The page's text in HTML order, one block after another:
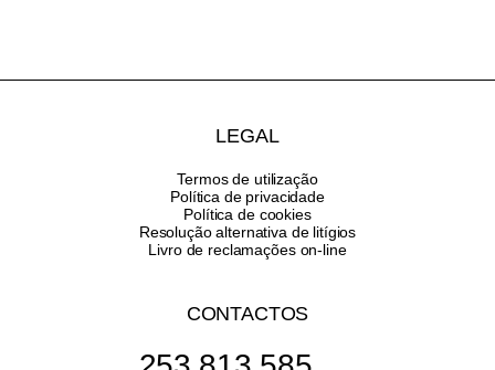
LEGAL
Termos de utilização
Política de privacidade
Política de cookies
Resolução alternativa de litígios
Livro de reclamações on-line
CONTACTOS